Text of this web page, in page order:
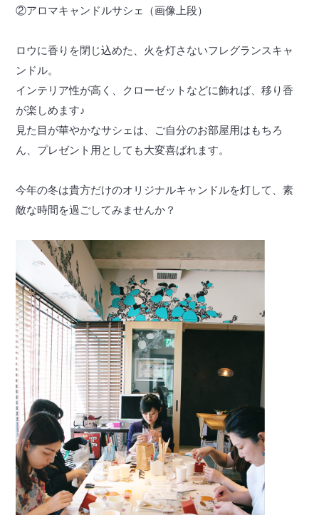
②アロマキャンドルサシェ（画像上段）
ロウに香りを閉じ込めた、火を灯さないフレグランスキャ
ンドル。
インテリア性が高く、クローゼットなどに飾れば、移り香
が楽しめます♪
見た目が華やかなサシェは、ご自分のお部屋用はもちろ
ん、プレゼント用としても大変喜ばれます。
今年の冬は貴方だけのオリジナルキャンドルを灯して、素
敵な時間を過ごしてみませんか？